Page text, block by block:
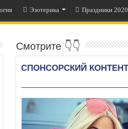
Эзотерика Праздники 2020
Смотрите 👇👇